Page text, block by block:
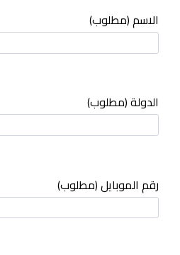
الاسم (مطلوب)
الدولة (مطلوب)
رقم الموبايل (مطلوب)